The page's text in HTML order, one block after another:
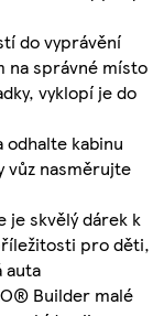
do vyprávění
na správné místo
vyklopí je do
kabinu
vůz nasměrujte
je skvělý dárek k
pro děti,
auta
Builder malé